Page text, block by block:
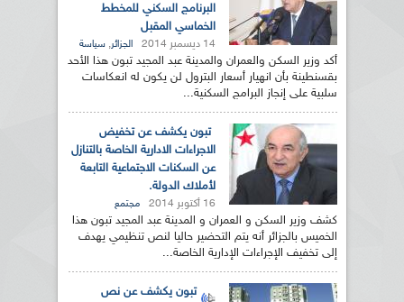
البرنامج السكني للمخطط
الخماسي المقبل
14 ديسمبر 2014 الجزائر, سياسة
أكد وزير السكن والعمران والمدينة عبد المجيد تبون هذا الأحد
بقسنطينة بأن انهيار أسعار البترول لن يكون له انعكاسات
سلبية على إنجاز البرامج السكنية...
تبون يكشف عن تخفيض
الاجراءات الادارية الخاصة بالتنازل
عن السكنات الاجتماعية التابعة
لأملاك الدولة.
16 أكتوبر 2014 مجتمع
كشف وزير السكن و العمران و المدينة عبد المجيد تبون هذا
الخميس بالجزائر أنه يتم التحضير حاليا لنص تنظيمي يهدف
إلى تخفيف الإجراءات الإدارية الخاصة...
تبون يكشف عن نص